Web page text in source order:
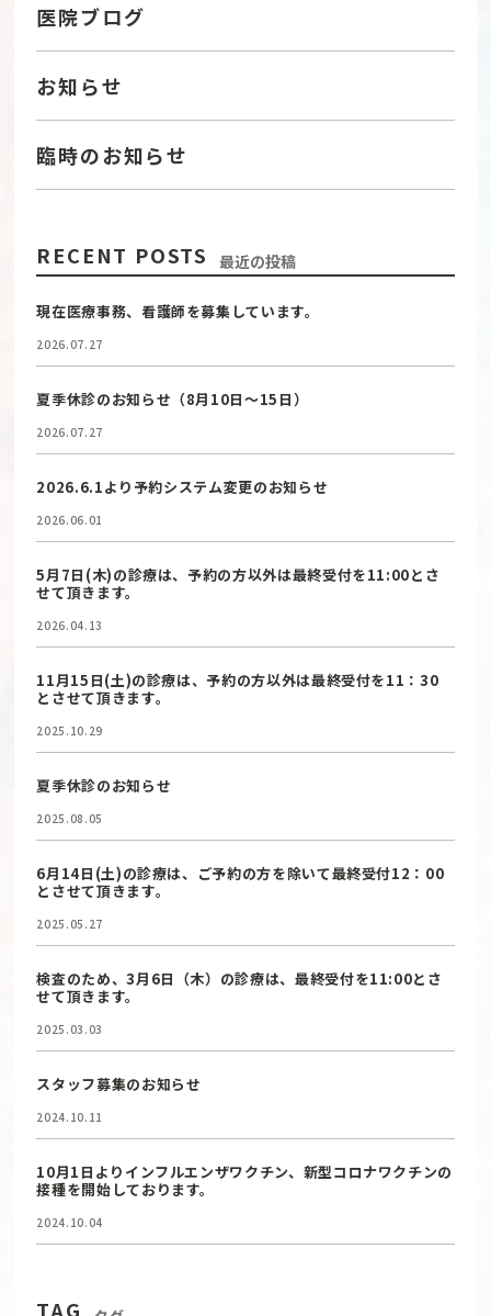
医院ブログ
お知らせ
臨時のお知らせ
RECENT POSTS 最近の投稿
現在医療事務、看護師を募集しています。
2026.07.27
夏季休診のお知らせ（8月10日〜15日）
2026.07.27
2026.6.1より予約システム変更のお知らせ
2026.06.01
5月7日(木)の診療は、予約の方以外は最終受付を11:00とさ
せて頂きます。
2026.04.13
11月15日(土)の診療は、予約の方以外は最終受付を11：30
とさせて頂きます。
2025.10.29
夏季休診のお知らせ
2025.08.05
6月14日(土)の診療は、ご予約の方を除いて最終受付12：00
とさせて頂きます。
2025.05.27
検査のため、3月6日（木）の診療は、最終受付を11:00とさ
せて頂きます。
2025.03.03
スタッフ募集のお知らせ
2024.10.11
10月1日よりインフルエンザワクチン、新型コロナワクチンの
接種を開始しております。
2024.10.04
TAG